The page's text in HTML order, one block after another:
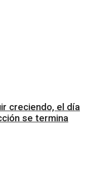
creciendo, el día
se termina